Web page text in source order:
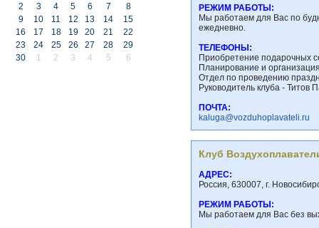
2
3 4 5 6 7
8
9
10 11 12 13 14
15
16
17 18 19 20 21
22
23
24 25 26 27 28
29
30
1 2 3 4 5 6
РЕЖИМ РАБОТЫ:
Мы работаем для Вас по
ежедневно.
ТЕЛЕФОНЫ:
Приобретение подарочных
Планирование и
Отдел по проведению
Руководитель клуба - Титов
ПОЧТА:
kaluga@vozduhoplavateli.ru
Клуб
АДРЕС:
Россия, 630007, г.
РЕЖИМ РАБОТЫ:
Мы работаем для Вас без